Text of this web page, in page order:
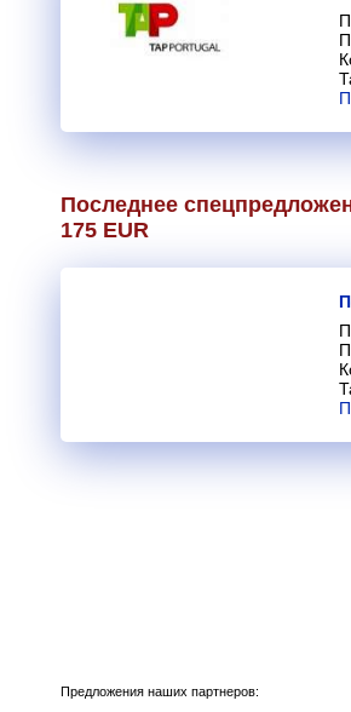
Последнее
175 EUR
Предложения наших партнеров: